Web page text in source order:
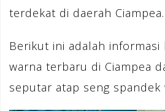
terdekat di daerah Ciampea.
Berikut ini adalah informasi
warna terbaru di Ciampea
seputar atap seng spandek